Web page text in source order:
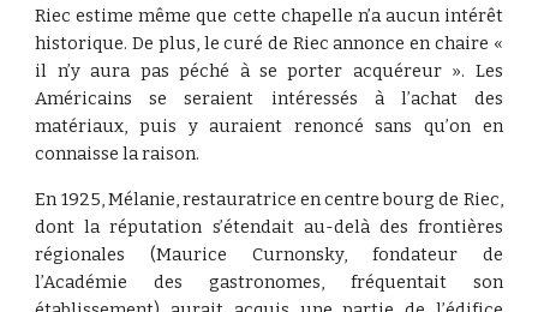
Riec estime même que cette chapelle n’a aucun intérêt
historique. De plus, le curé de Riec annonce en chaire «
il n’y aura pas péché à se porter acquéreur ». Les
Américains se seraient intéressés à l’achat des
matériaux, puis y auraient renoncé sans qu’on en
connaisse la raison.
En 1925, Mélanie, restauratrice en centre bourg de Riec,
dont la réputation s’étendait au-delà des frontières
régionales (Maurice Curnonsky, fondateur de
l’Académie des gastronomes, fréquentait son